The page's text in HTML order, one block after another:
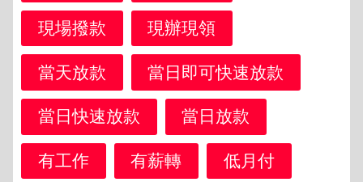
現場撥款 現辦現領
當天放款 當日即可快速放款
當日快速放款 當日放款
有工作 有薪轉 低月付